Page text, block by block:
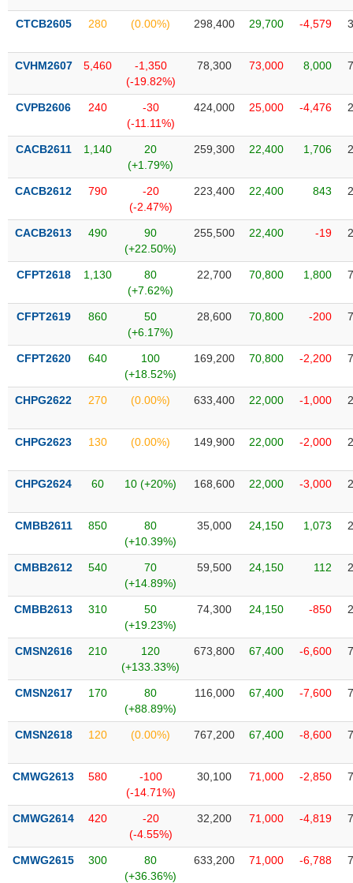
quan
dịch
chính
tích
thuật
sơ
doanh
Tin
Tâm
thị
trường
CTCB2605 280 (0.00%) 298,400 29,700 -4,579
CVHM2607 5,460
-1,350
(-19.82%)
78,300 73,000 8,000
CVPB2606 240
-30
(-11.11%)
424,000 25,000 -4,476
CACB2611 1,140
20
(+1.79%)
259,300 22,400 1,706
CACB2612 790
-20
(-2.47%)
223,400 22,400 843
CACB2613 490
90
(+22.50%)
255,500 22,400 -19
CFPT2618 1,130
80
(+7.62%)
22,700 70,800 1,800
CFPT2619 860
50
(+6.17%)
28,600 70,800 -200
CFPT2620 640
100
(+18.52%)
169,200 70,800 -2,200
CHPG2622 270 (0.00%) 633,400 22,000 -1,000
CHPG2623 130 (0.00%) 149,900 22,000 -2,000
CHPG2624 60 10 (+20%) 168,600 22,000 -3,000
CMBB2611 850
80
(+10.39%)
35,000 24,150 1,073
CMBB2612 540
70
(+14.89%)
59,500 24,150 112
CMBB2613 310
50
(+19.23%)
74,300 24,150 -850
CMSN2616 210
120
(+133.33%)
673,800 67,400 -6,600
CMSN2617 170
80
(+88.89%)
116,000 67,400 -7,600
CMSN2618 120 (0.00%) 767,200 67,400 -8,600
CMWG2613 580
-100
(-14.71%)
30,100 71,000 -2,850
CMWG2614 420
-20
(-4.55%)
32,200 71,000 -4,819
CMWG2615 300
80
(+36.36%)
633,200 71,000 -6,788
SECTOR
NĂNG
VẬT
CÔNG
DÙNG
THIẾT
YẾU
TIÊU
THIẾT
YẾU
CHĂM
SỨC
TÀI